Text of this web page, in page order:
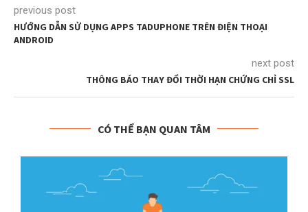
previous post
HƯỚNG DẪN SỬ DỤNG APPS TADUPHONE TRÊN ĐIỆN THOẠI
ANDROID
next post
THÔNG BÁO THAY ĐỔI THỜI HẠN CHỨNG CHỈ SSL
CÓ THỂ BẠN QUAN TÂM